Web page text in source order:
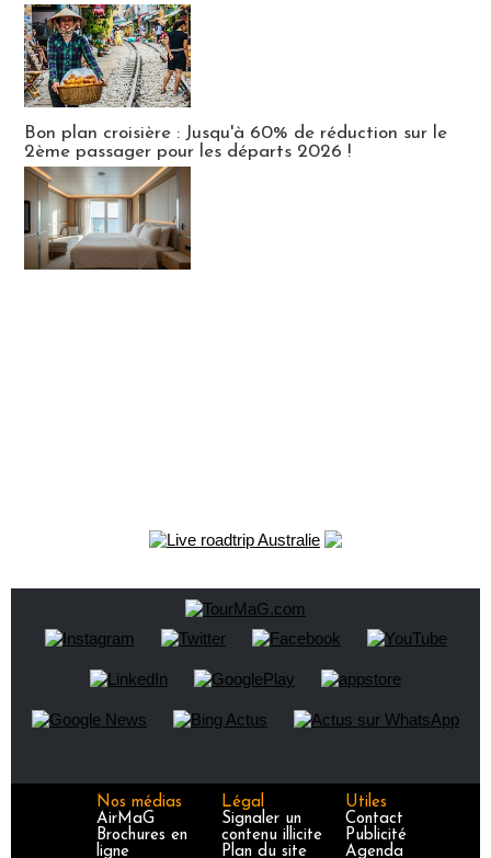
Bon plan croisière : Jusqu'à 60% de réduction sur le
2ème passager pour les départs 2026 !
Nos médias
AirMaG
Brochures en
ligne
Légal
Signaler un
contenu illicite
Plan du site
Utiles
Contact
Publicité
Agenda